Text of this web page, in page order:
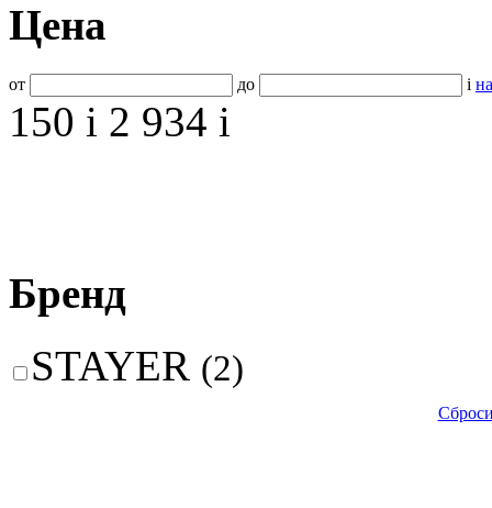
Цена
от до i
150 i 2 934 i
Бренд
STAYER (2)